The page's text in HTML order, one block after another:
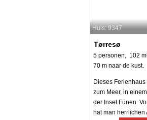
Huis: 9347
Tørresø
5 personen, 102
70 m naar de kust.
Dieses
zum Meer, in
der Insel Fünen.
hat man herrlichen